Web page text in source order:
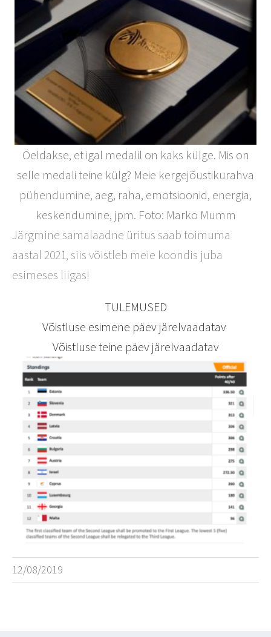
Öeldakse, et igal medalil on kaks külge. Mis on
selle medali teine külg? Meie kergejõustikurahva
pühendumine, aeg, raha, emotsioonid, energia,
keskendumine, jpm. Foto: Marko Mumm
Järgmine samalaadne üritus saab toimuma
aastal 2021, siis võistleb meie koondis juba
esimeses liigas!
TULEMUSED
Võistluse esimene päev järelvaadatav
Võistluse teine päev järelvaadatav
12/08/2019